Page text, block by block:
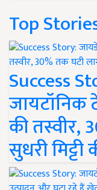
Top
Success
जायटॉनिक
की तस्वीर,
सुधरी